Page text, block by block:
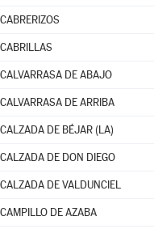
CABRERIZOS
CABRILLAS
CALVARRASA DE ABAJO
CALVARRASA DE ARRIBA
CALZADA DE BÉJAR (LA)
CALZADA DE DON DIEGO
CALZADA DE VALDUNCIEL
CAMPILLO DE AZABA